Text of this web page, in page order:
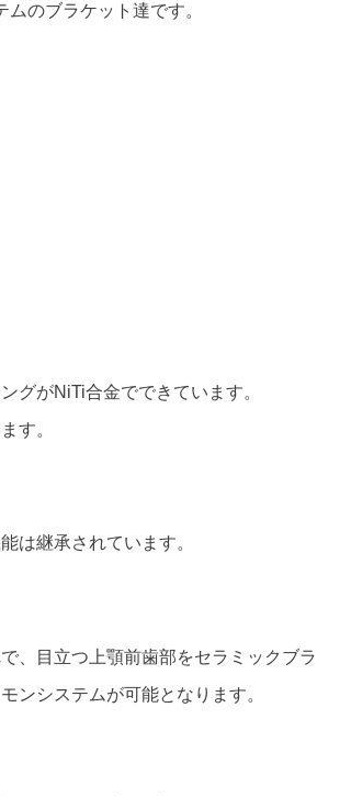
のブラケット達です。
グがNiTi合金でできています。
す。
は継承されています。
、目立つ上顎前歯部をセラミックブラ
ンシステムが可能となります。